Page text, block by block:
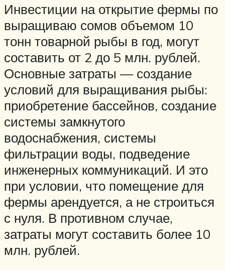
Инвестиции на открытие фермы по
выращиваю сомов объемом 10
тонн товарной рыбы в год, могут
составить от 2 до 5 млн. рублей.
Основные затраты — создание
условий для выращивания рыбы:
приобретение бассейнов, создание
системы замкнутого
водоснабжения, системы
фильтрации воды, подведение
инженерных коммуникаций. И это
при условии, что помещение для
фермы арендуется, а не строиться
с нуля. В противном случае,
затраты могут составить более 10
млн. рублей.